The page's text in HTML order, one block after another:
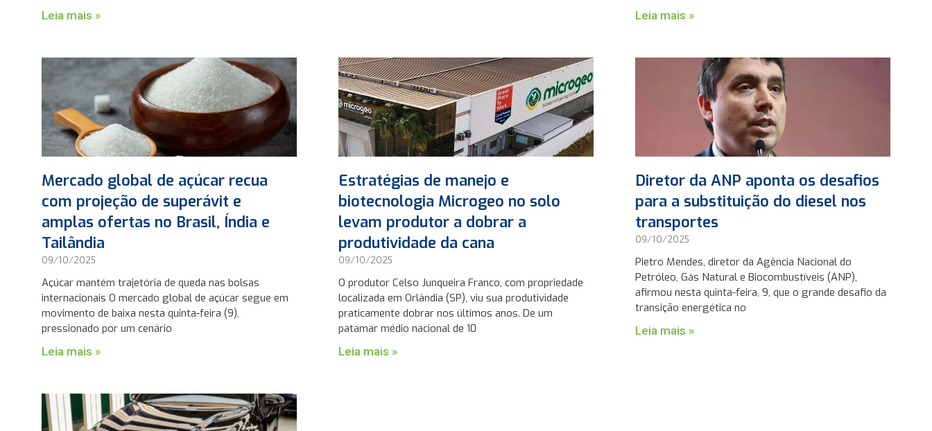
Leia mais »
Leia mais »
Mercado global de açúcar recua
com projeção de superávit e
amplas ofertas no Brasil, Índia e
Tailândia
09/10/2025
Açúcar mantém trajetória de queda nas bolsas
internacionais O mercado global de açúcar segue em
movimento de baixa nesta quinta-feira (9),
pressionado por um cenário
Leia mais »
Estratégias de manejo e
biotecnologia Microgeo no solo
levam produtor a dobrar a
produtividade da cana
09/10/2025
O produtor Celso Junqueira Franco, com propriedade
localizada em Orlândia (SP), viu sua produtividade
praticamente dobrar nos últimos anos. De um
patamar médio nacional de 10
Leia mais »
Diretor da ANP aponta os desafios
para a substituição do diesel nos
transportes
09/10/2025
Pietro Mendes, diretor da Agência Nacional do
Petróleo, Gás Natural e Biocombustíveis (ANP),
afirmou nesta quinta-feira, 9, que o grande desafio da
transição energética no
Leia mais »